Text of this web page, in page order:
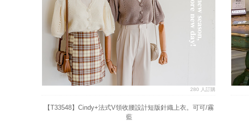
280 人訂購
【T33548】Cindy+法式V領收腰設計短版針織上衣。可可/霧
藍